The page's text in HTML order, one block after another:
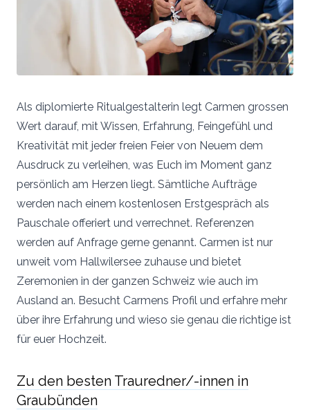
Als diplomierte Ritualgestalterin legt Carmen grossen
Wert darauf, mit Wissen, Erfahrung, Feingefühl und
Kreativität mit jeder freien Feier von Neuem dem
Ausdruck zu verleihen, was Euch im Moment ganz
persönlich am Herzen liegt. Sämtliche Aufträge
werden nach einem kostenlosen Erstgespräch als
Pauschale offeriert und verrechnet. Referenzen
werden auf Anfrage gerne genannt. Carmen ist nur
unweit vom Hallwilersee zuhause und bietet
Zeremonien in der ganzen Schweiz wie auch im
Ausland an. Besucht Carmens Profil und erfahre mehr
über ihre Erfahrung und wieso sie genau die richtige ist
für euer Hochzeit.
Zu den besten Trauredner/-innen in
Graubünden